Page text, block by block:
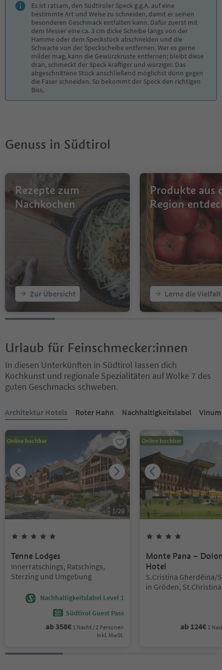
Es ist ratsam, den Südtiroler Speck g.g.A. auf eine
bestimmte Art und Weise zu schneiden, damit er seinen
besonderen Geschmack entfalten kann. Dafür zuerst mit
dem Messer eine ca. 3 cm dicke Scheibe längs von der
Hamme oder dem Speckstück abschneiden und die
Schwarte von der Speckscheibe entfernen. Wer es gerne
milder mag, kann die Gewürzkruste entfernen; bleibt diese
dran, schmeckt der Speck kräftiger und würziger. Das
abgeschnittene Stück anschließend möglichst dünn gegen
die Faser schneiden. So bekommt der Speck den richtigen
Biss.
Genuss in Südtirol
Rezepte zum
Nachkochen
Zur Übersicht
Produkte aus
Region
Lerne die
Urlaub für Feinschmecker:innen
In diesen Unterkünften in Südtirol lassen dich
Kochkunst und regionale Spezialitäten auf Wolke 7 des
guten Geschmacks schweben.
Architektur Hotels Roter Hahn Nachhaltigkeitslabel
Online buchbar
1 /29
Tenne Lodges
Standort:
Innerratschings, Ratschings,
Sterzing und Umgebung
Nachhaltigkeitslabel Level 1
Südtirol Guest Pass
ab358€ 1 Nacht / 2 Personen
Inkl. MwSt.
Online buchbar
Monte Pana –
Hotel
Standort:
S.Cristina Gherdëina/
in Gröden,
ab 124€ 1